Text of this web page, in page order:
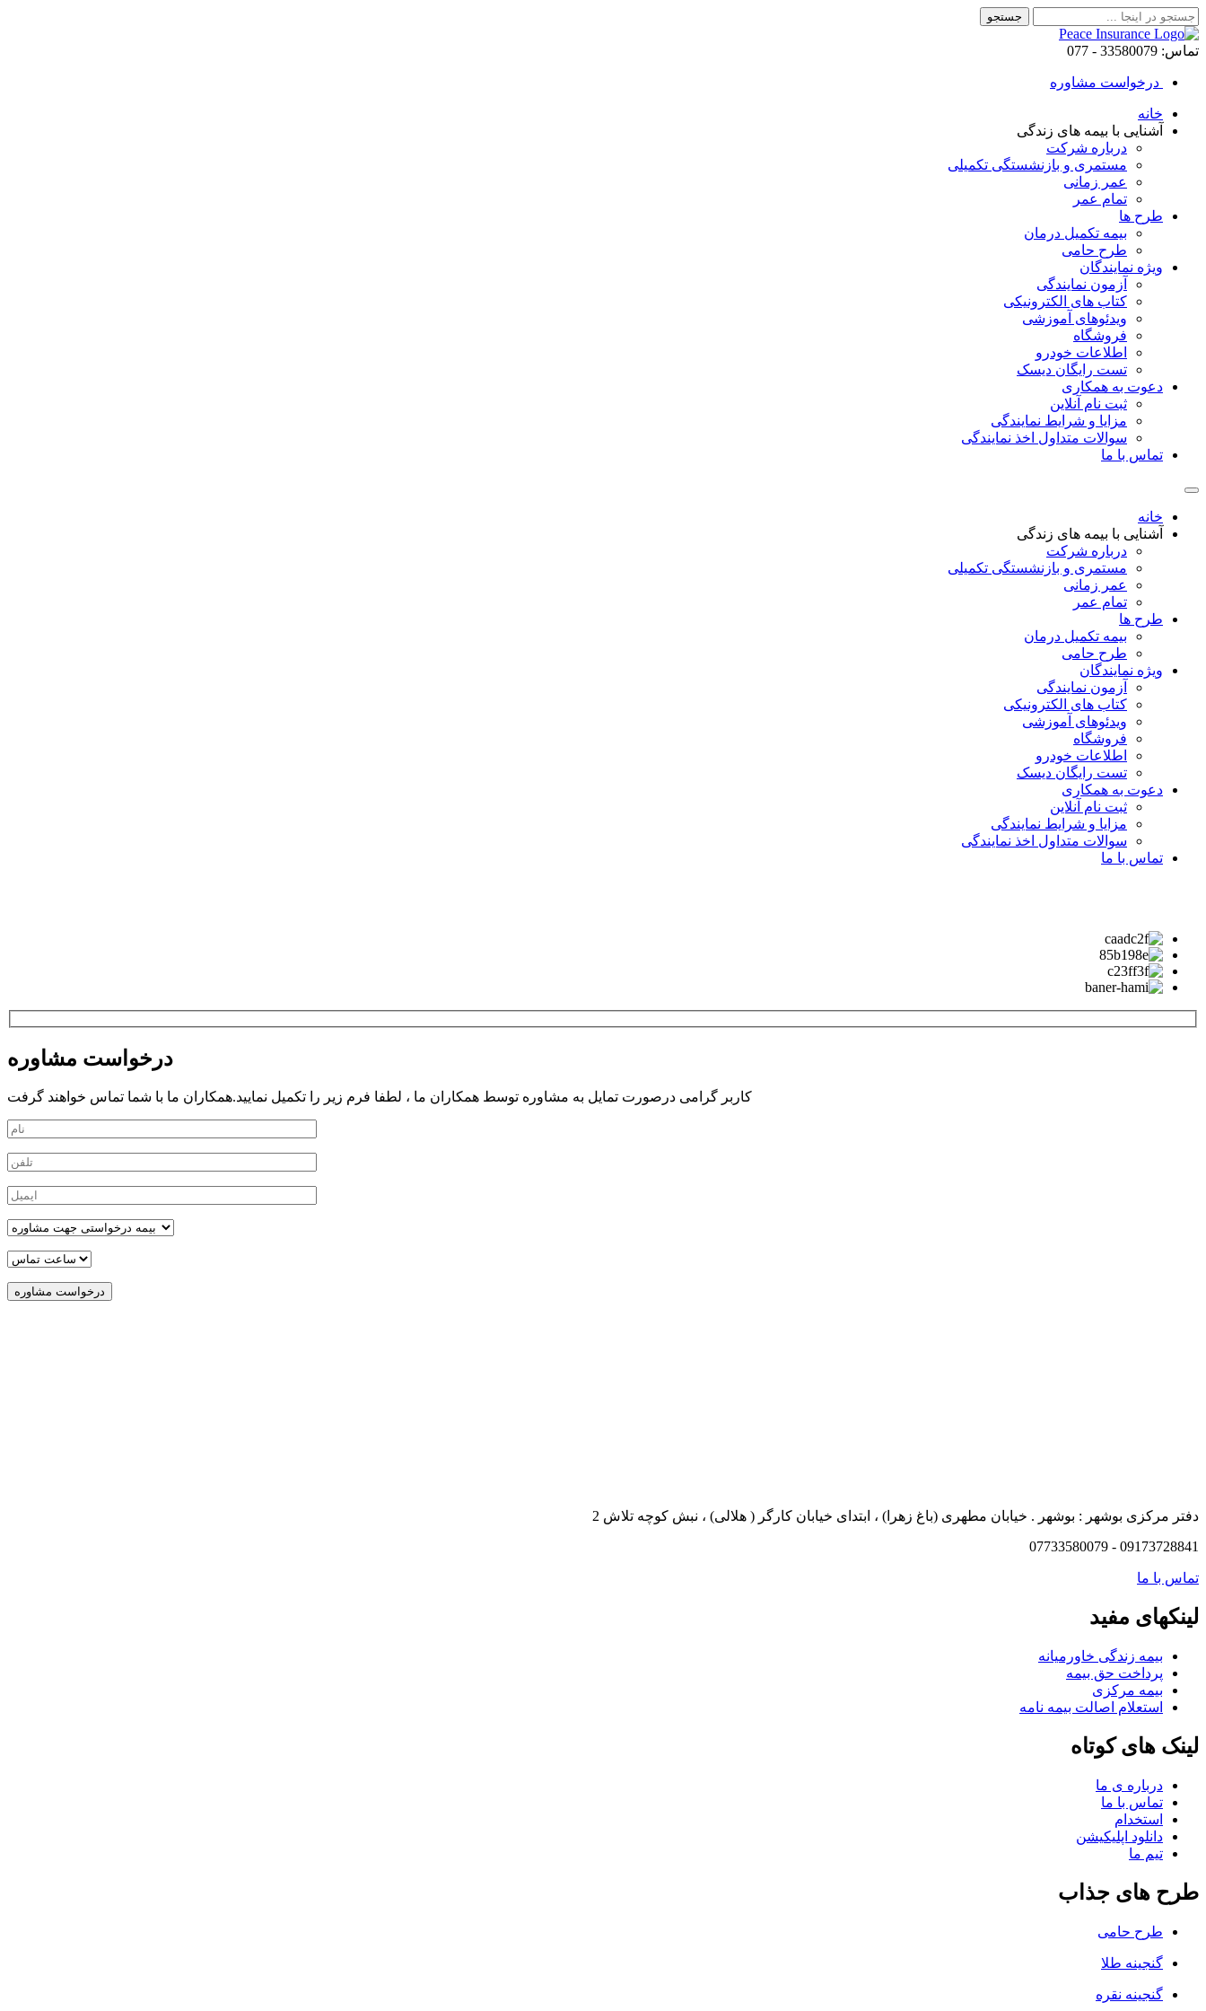
تماس: 33580079 - 077
درخواست مشاوره
خانه
آشنایی با بیمه های زندگی
درباره شرکت
مستمری و بازنشستگی تکمیلی
عمر زمانی
تمام عمر
طرح ها
بیمه تکمیل درمان
طرح حامی
ویژه نمایندگان
آزمون نمایندگی
کتاب های الکترونیکی
ویدئوهای آموزشی
فروشگاه
اطلاعات خودرو
تست رایگان دیسک
دعوت به همکاری
ثبت نام آنلاین
مزایا و شرایط نمایندگی
سوالات متداول اخذ نمایندگی
تماس با ما
خانه
آشنایی با بیمه های زندگی
درباره شرکت
مستمری و بازنشستگی تکمیلی
عمر زمانی
تمام عمر
طرح ها
بیمه تکمیل درمان
طرح حامی
ویژه نمایندگان
آزمون نمایندگی
کتاب های الکترونیکی
ویدئوهای آموزشی
فروشگاه
اطلاعات خودرو
تست رایگان دیسک
دعوت به همکاری
ثبت نام آنلاین
مزایا و شرایط نمایندگی
سوالات متداول اخذ نمایندگی
تماس با ما
درخواست مشاوره
کاربر گرامی درصورت تمایل به مشاوره توسط همکاران ما ، لطفا فرم زیر را تکمیل نمایید.همکاران ما با شما تماس خواهند گرفت
دفتر مرکزی بوشهر : بوشهر . خیابان مطهری (باغ زهرا) ، ابتدای خیابان کارگر ( هلالی) ، نبش کوچه تلاش 2
09173728841 - 07733580079
تماس با ما
لینکهای مفید
بیمه زندگی خاورمیانه
پرداخت حق بیمه
بیمه مرکزی
استعلام اصالت بیمه نامه
لینک های کوتاه
درباره ی ما
تماس با ما
استخدام
دانلود اپلیکیشن
تیم ما
طرح های جذاب
طرح حامی
گنجینه طلا
گنجینه نقره